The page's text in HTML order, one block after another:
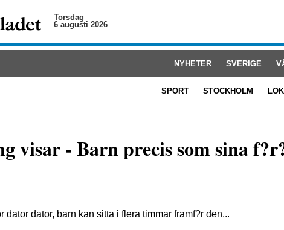
Torsdag
6 augusti 2026
NYHETER SVERIGE
SPORT STOCKHOLM
visar - Barn precis som sina